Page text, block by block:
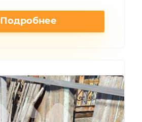
Подробнее